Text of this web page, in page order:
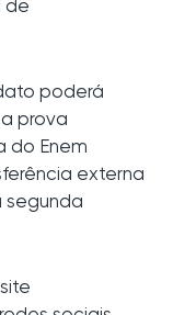
de
poderá
prova
do Enem
externa
segunda